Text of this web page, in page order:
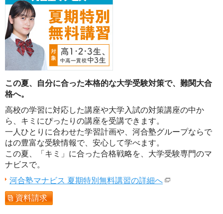
この夏、自分に合った本格的な大学受験対策で、難関大合
格へ。
高校の学習に対応した講座や大学入試の対策講座の中か
ら、キミにぴったりの講座を受講できます。
一人ひとりに合わせた学習計画や、河合塾グループならで
はの豊富な受験情報で、安心して学べます。
この夏、「キミ」に合った合格戦略を、大学受験専門のマ
ナビスで。
河合塾マナビス 夏期特別無料講習の詳細へ
資料請求